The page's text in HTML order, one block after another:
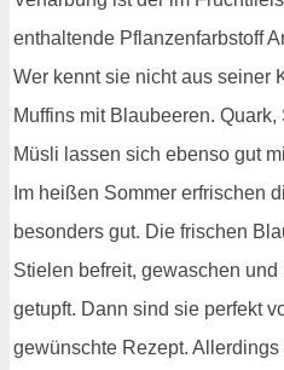
enthaltende Pflanzenfarbstoff
Wer kennt sie nicht aus seiner
Muffins mit Blaubeeren.
Müsli lassen sich ebenso gut
Im heißen Sommer erfrischen
besonders gut. Die frischen
Stielen befreit, gewaschen
getupft. Dann sind sie perfekt
gewünschte Rezept.